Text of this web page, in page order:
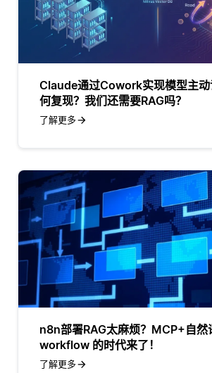
Claude通过Cowork实现模型主动
何复现？我们还需要RAG吗？
了解更多
n8n部署RAG太麻烦？MCP+自然
workflow 的时代来了！
了解更多